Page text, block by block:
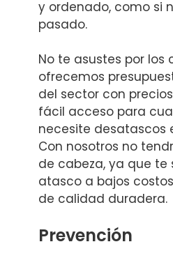
y ordenado, como si
pasado.
No te asustes por los
ofrecemos
del sector con
fácil acceso para
necesite desatascos
Con nosotros no
de cabeza, ya que te
atasco a bajos
de calidad duradera.
Prevención